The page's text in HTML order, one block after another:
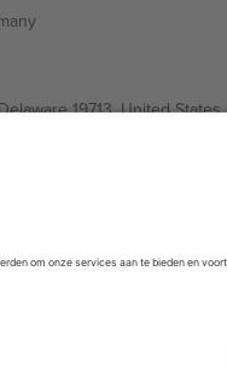
19713, United States
1606 Sofia, Bulgaria
06700 Ciudad de